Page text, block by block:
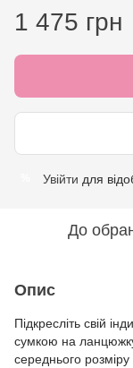
1 475 грн
Увійти для
До
Опис
Підкресліть свій
сумкою на
середнього розміру